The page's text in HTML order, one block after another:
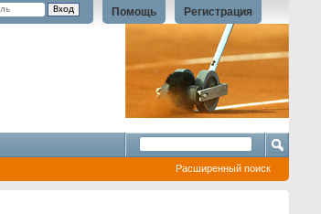
Регистрация
Помощь
Расширенный поиск